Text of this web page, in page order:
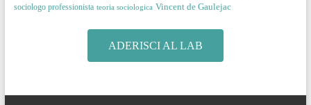
sociologo professionista teoria sociologica Vincent de Gaulejac
ADERISCI AL LAB